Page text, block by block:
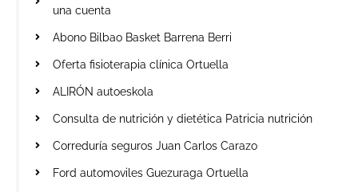
una cuenta
Abono Bilbao Basket Barrena Berri
Oferta fisioterapia clínica Ortuella
ALIRÓN autoeskola
Consulta de nutrición y dietética Patricia nutrición
Correduría seguros Juan Carlos Carazo
Ford automoviles Guezuraga Ortuella